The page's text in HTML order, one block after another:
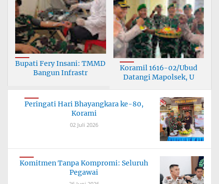
Bupati Fery Insani: TMMD
Bangun Infrastr
Koramil 1616-02/Ubud
Datangi Mapolsek, U
Peringati Hari Bhayangkara ke-80,
Korami
02 Juli 2026
Komitmen Tanpa Kompromi: Seluruh
Pegawai